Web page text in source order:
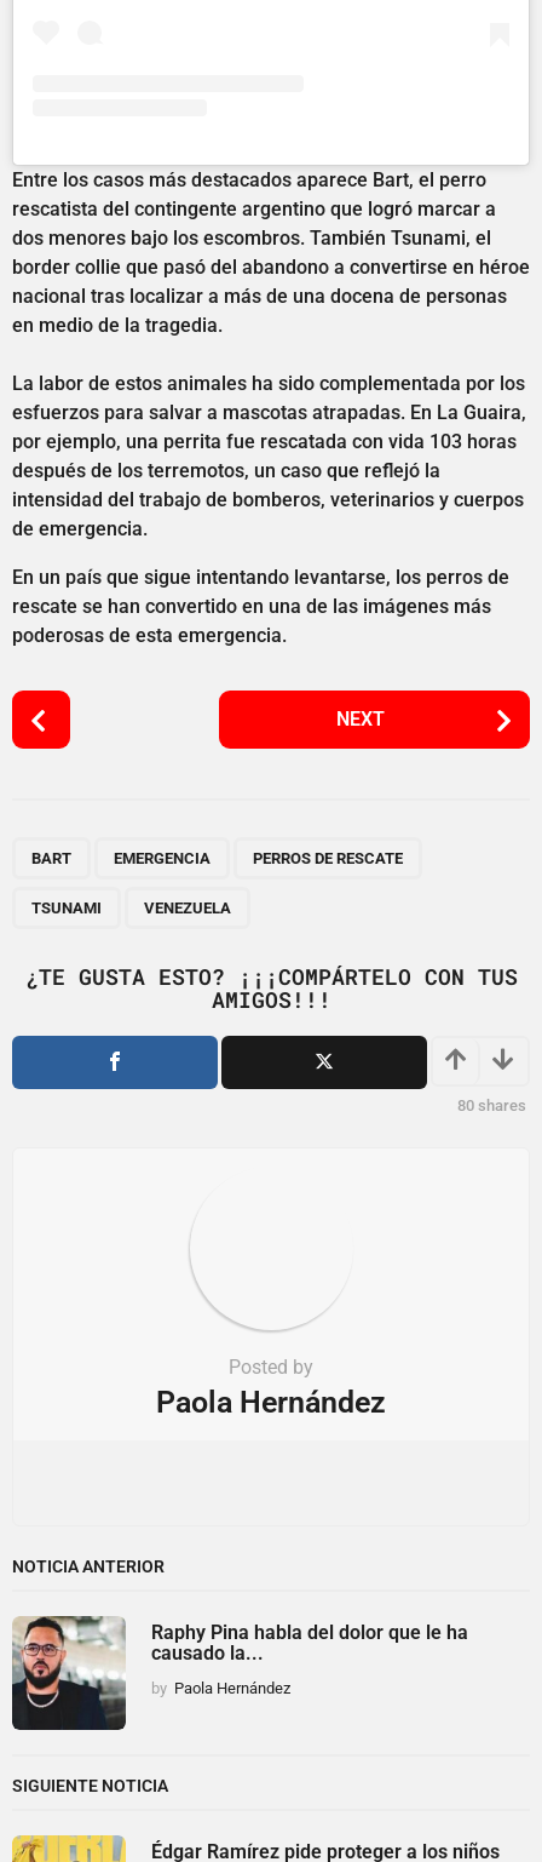
Entre los casos más destacados aparece Bart, el perro
rescatista del contingente argentino que logró marcar a
dos menores bajo los escombros. También Tsunami, el
border collie que pasó del abandono a convertirse en héroe
nacional tras localizar a más de una docena de personas
en medio de la tragedia.
La labor de estos animales ha sido complementada por los
esfuerzos para salvar a mascotas atrapadas. En La Guaira,
por ejemplo, una perrita fue rescatada con vida 103 horas
después de los terremotos, un caso que reflejó la
intensidad del trabajo de bomberos, veterinarios y cuerpos
de emergencia.
En un país que sigue intentando levantarse, los perros de
rescate se han convertido en una de las imágenes más
poderosas de esta emergencia.
P
o
i
o
NEXT
BART EMERGENCIA PERROS DE RESCATE
TSUNAMI VENEZUELA
¿TE GUSTA ESTO? ¡¡¡COMPÁRTELO CON TUS
AMIGOS!!!
80 shares
Posted by
Paola Hernández
NOTICIA ANTERIOR
Raphy Pina habla del dolor que le ha
causado la...
by Paola Hernández
SIGUIENTE NOTICIA
Édgar Ramírez pide proteger a los niños